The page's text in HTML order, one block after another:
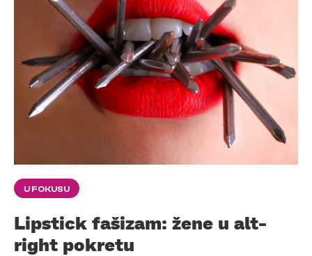
U FOKUSU
Lipstick fašizam: žene u alt-
right pokretu